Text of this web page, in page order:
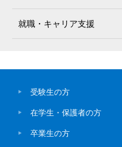
就職・キャリア支援
受験生の方
在学生・保護者の方
卒業生の方